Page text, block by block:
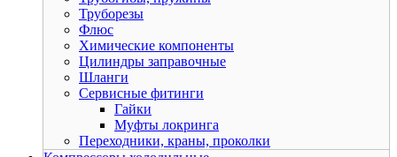
Труборезы
Флюс
Химические компоненты
Цилиндры заправочные
Шланги
Сервисные фитинги
Гайки
Муфты локринга
Переходники, краны, проколки